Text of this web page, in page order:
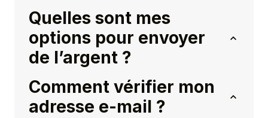
Quelles sont mes
options pour envoyer
de l’argent ?
Comment vérifier mon
adresse e-mail ?